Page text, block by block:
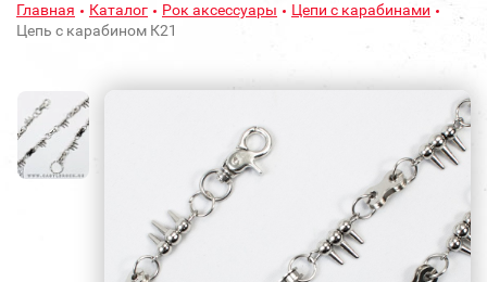
Главная Каталог Рок аксессуары
Цепи с карабинами
Цепь с карабином К21